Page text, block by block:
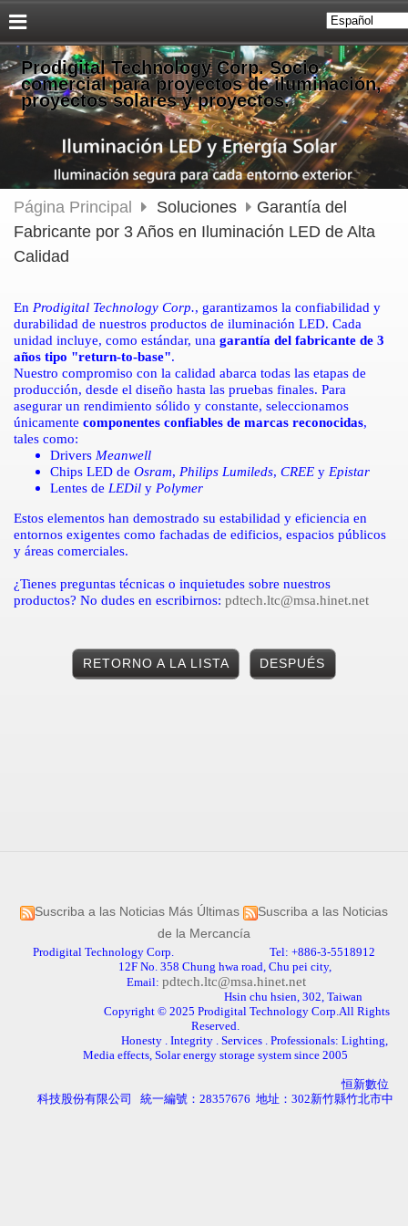
Prodigital Technology Corp. Socio
comercial para proyectos de iluminación,
proyectos solares y proyectos.
Página Principal Soluciones
Garantía del
Fabricante por 3 Años en Iluminación LED de Alta
Calidad
En Prodigital Technology Corp., garantizamos la confiabilidad y
durabilidad de nuestros productos de iluminación LED. Cada
unidad incluye, como estándar, una garantía del fabricante de 3
años tipo "return-to-base".
Nuestro compromiso con la calidad abarca todas las etapas de
producción, desde el diseño hasta las pruebas finales. Para
asegurar un rendimiento sólido y constante, seleccionamos
únicamente componentes confiables de marcas reconocidas,
tales como:
Drivers Meanwell
Chips LED de Osram, Philips Lumileds, CREE y Epistar
Lentes de LEDil y Polymer
Estos elementos han demostrado su estabilidad y eficiencia en
entornos exigentes como fachadas de edificios, espacios públicos
y áreas comerciales.
¿Tienes preguntas técnicas o inquietudes sobre nuestros
productos? No dudes en escribirnos: pdtech.ltc@msa.hinet.net
RETORNO A LA LISTA DESPUÉS
Suscriba a las Noticias Más Últimas
Suscriba a las Noticias
de la Mercancía
Prodigital Technology Corp. Tel: +886-3-5518912
12F No. 358 Chung hwa road, Chu pei city,
Email: pdtech.ltc@msa.hinet.net
Hsin chu hsien, 302, Taiwan
Copyright © 2025 Prodigital Technology Corp.All Rights
Reserved.
Honesty . Integrity . Services . Professionals: Lighting,
Media effects, Solar energy storage system since 2005
恒新數位
科技股份有限公司 統一編號： 28357676 地址： 302新竹縣竹北市中